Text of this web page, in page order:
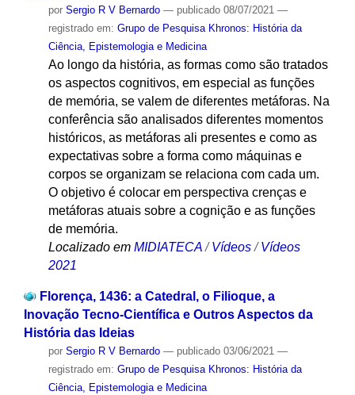
por Sergio R V Bernardo — publicado08/07/2021 —
registrado em: Grupo de Pesquisa Khronos: História da
Ciência, Epistemologia e Medicina
Ao longo da história, as formas como são tratados
os aspectos cognitivos, em especial as funções
de memória, se valem de diferentes metáforas. Na
conferência são analisados diferentes momentos
históricos, as metáforas ali presentes e como as
expectativas sobre a forma como máquinas e
corpos se organizam se relaciona com cada um.
O objetivo é colocar em perspectiva crenças e
metáforas atuais sobre a cognição e as funções
de memória.
Localizado em MIDIATECA /Vídeos /Vídeos
2021
Florença, 1436: a Catedral, o Filioque, a
Inovação Tecno-Científica e Outros Aspectos da
História das Ideias
por Sergio R V Bernardo — publicado03/06/2021 —
registrado em: Grupo de Pesquisa Khronos: História da
Ciência, Epistemologia e Medicina